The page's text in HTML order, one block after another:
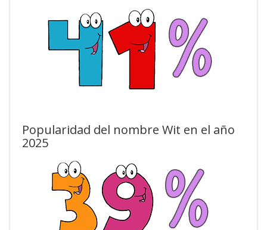
Popularidad del nombre Wit en el año
2025